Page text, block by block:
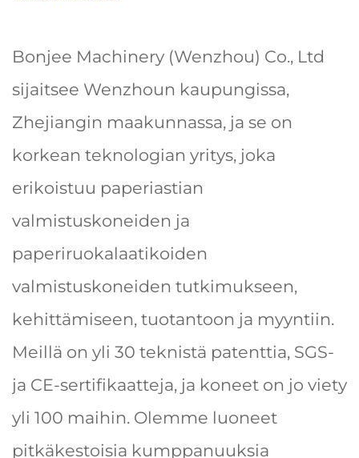
Bonjee Machinery (Wenzhou) Co., Ltd
sijaitsee Wenzhoun kaupungissa,
Zhejiangin maakunnassa, ja se on
korkean teknologian yritys, joka
erikoistuu paperiastian
valmistuskoneiden ja
paperiruokalaatikoiden
valmistuskoneiden tutkimukseen,
kehittämiseen, tuotantoon ja myyntiin.
Meillä on yli 30 teknistä patenttia, SGS-
ja CE-sertifikaatteja, ja koneet on jo viety
yli 100 maihin. Olemme luoneet
pitkäkestoisia kumppanuuksia